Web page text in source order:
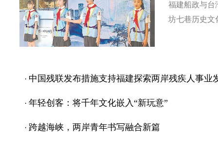
福建船政与台
坊七巷历史文
· 中国残联发布措施支持福建探索两岸残疾人事业
· 年轻创客：将千年文化嵌入“新玩意”
· 跨越海峡，两岸青年书写融合新篇